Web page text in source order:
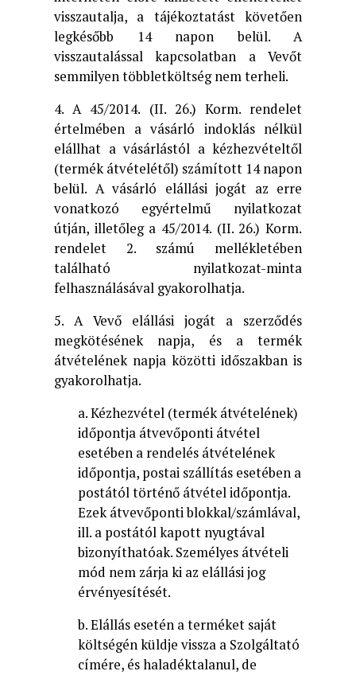
visszautalja, a tájékoztatást követően
legkésőbb 14 napon belül. A
visszautalással kapcsolatban a Vevőt
semmilyen többletköltség nem terheli.
4. A 45/2014. (II. 26.) Korm. rendelet
értelmében a vásárló indoklás nélkül
elállhat a vásárlástól a kézhezvételtől
(termék átvételétől) számított 14 napon
belül. A vásárló elállási jogát az erre
vonatkozó egyértelmű nyilatkozat
útján, illetőleg a 45/2014. (II. 26.) Korm.
rendelet 2. számú mellékletében
található nyilatkozat-minta
felhasználásával gyakorolhatja.
5. A Vevő elállási jogát a szerződés
megkötésének napja, és a termék
átvételének napja közötti időszakban is
gyakorolhatja.
a. Kézhezvétel (termék átvételének)
időpontja átvevőponti átvétel
esetében a rendelés átvételének
időpontja, postai szállítás esetében a
postától történő átvétel időpontja.
Ezek átvevőponti blokkal/számlával,
ill. a postától kapott nyugtával
bizonyíthatóak. Személyes átvételi
mód nem zárja ki az elállási jog
érvényesítését.
b. Elállás esetén a terméket saját
költségén küldje vissza a Szolgáltató
címére, és haladéktalanul, de